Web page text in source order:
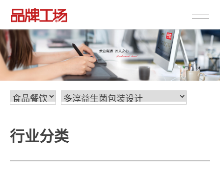
行业分类